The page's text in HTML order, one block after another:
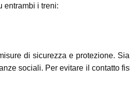
entrambi i treni:
di sicurezza e protezione.
sociali. Per evitare il contatto